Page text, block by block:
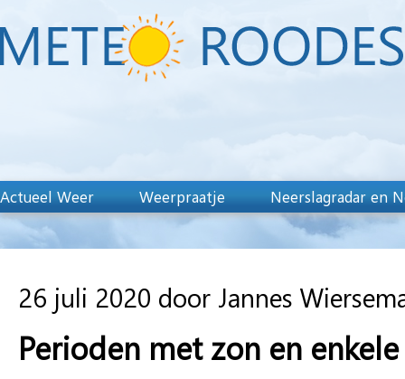
Actueel Weer Weerpraatje Neerslagradar en
26 juli 2020 door Jannes
Perioden met zon en